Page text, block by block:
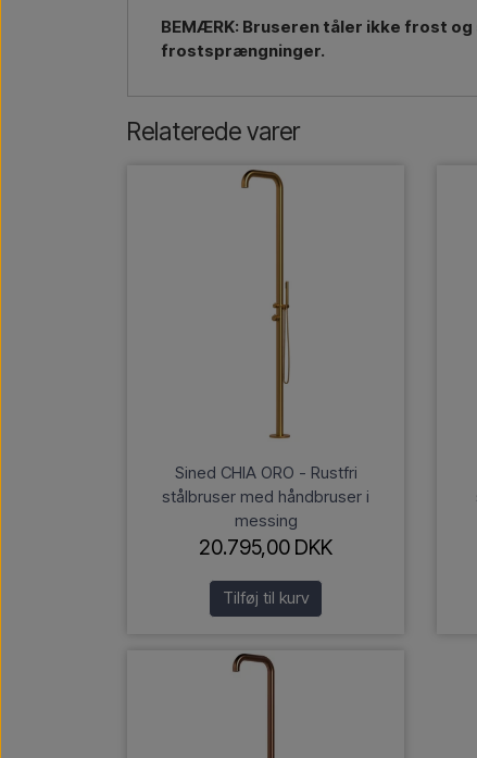
BEMÆRK: Bruseren tåler ikke frost
frostsprængninger.
Relaterede varer
Sined CHIA ORO - Rustfri
stålbruser med håndbruser i
messing
20.795,00 DKK
Tilføj til kurv